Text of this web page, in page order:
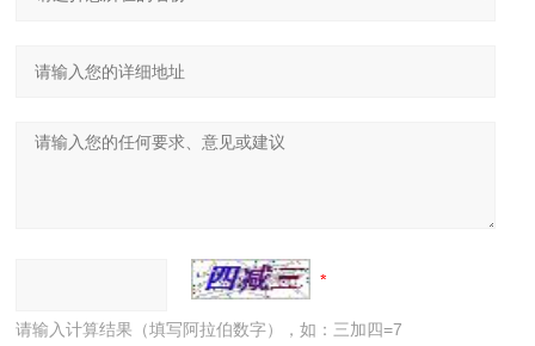
请输入计算结果（填写阿拉伯数字），如：三加四=7